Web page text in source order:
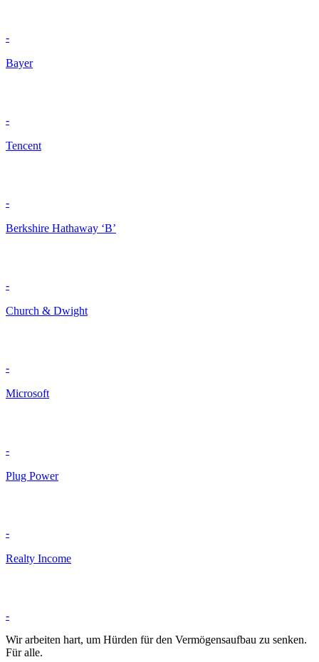
-
Bayer
-
Tencent
-
Berkshire Hathaway ‘B’
-
Church & Dwight
-
Microsoft
-
Plug Power
-
Realty Income
-
Wir arbeiten hart, um Hürden für den Vermögensaufbau zu senken.
Für alle.